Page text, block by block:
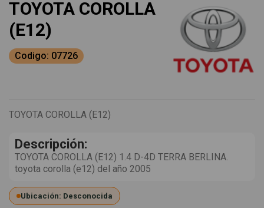
TOYOTA COROLLA
(E12)
Codigo: 07726
TOYOTA COROLLA (E12)
Descripción:
TOYOTA COROLLA (E12) 1.4 D-4D TERRA BERLINA.
toyota corolla (e12) del año 2005
Ubicación: Desconocida